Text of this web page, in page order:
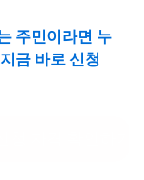
주민이라면 누
금 바로 신청